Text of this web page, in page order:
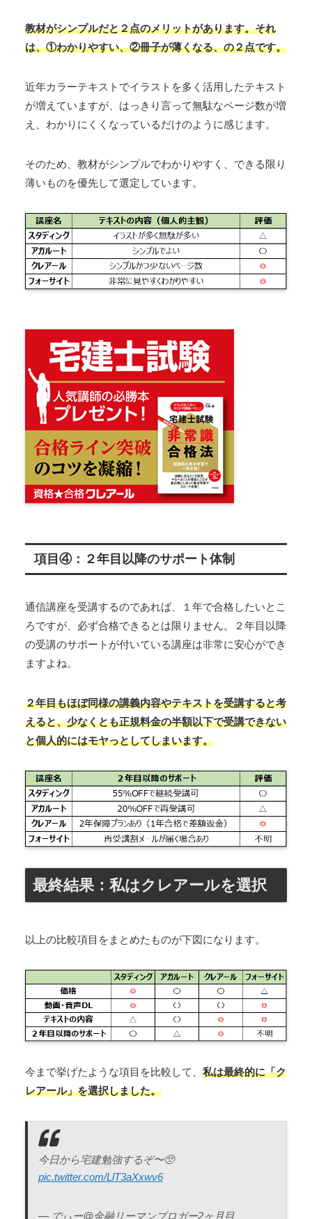
教材がシンプルだと２点のメリットがあります。それ
は、①わかりやすい、②冊子が薄くなる、の２点です。
近年カラーテキストでイラストを多く活用したテキスト
が増えていますが、はっきり言って無駄なページ数が増
え、わかりにくくなっているだけのように感じます。
そのため、教材がシンプルでわかりやすく、できる限り
薄いものを優先して選定しています。
項目④：２年目以降のサポート体制
通信講座を受講するのであれば、１年で合格したいとこ
ろですが、必ず合格できるとは限りません。２年目以降
の受講のサポートが付いている講座は非常に安心ができ
ますよね。
２年目もほぼ同様の講義内容やテキストを受講すると考
えると、少なくとも正規料金の半額以下で受講できない
と個人的にはモヤっとしてしまいます。
最終結果：私はクレアールを選択
以上の比較項目をまとめたものが下図になります。
今まで挙げたような項目を比較して、 私は最終的に「ク
レアール」を選択しました。
今日から宅建勉強するぞ〜🥺
pic.twitter.com/LlT3aXxwv6
— でぃー@金融リーマンブロガー2ヶ月目